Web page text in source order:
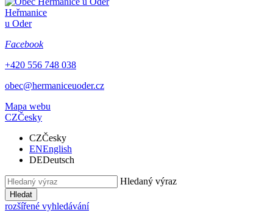
Heřmanice
u Oder
Facebook
+420 556 748 038
obec@hermaniceuoder.cz
Mapa webu
CZČesky
CZČesky
ENEnglish
DEDeutsch
Hledaný výraz
Hledat
rozšířené vyhledávání